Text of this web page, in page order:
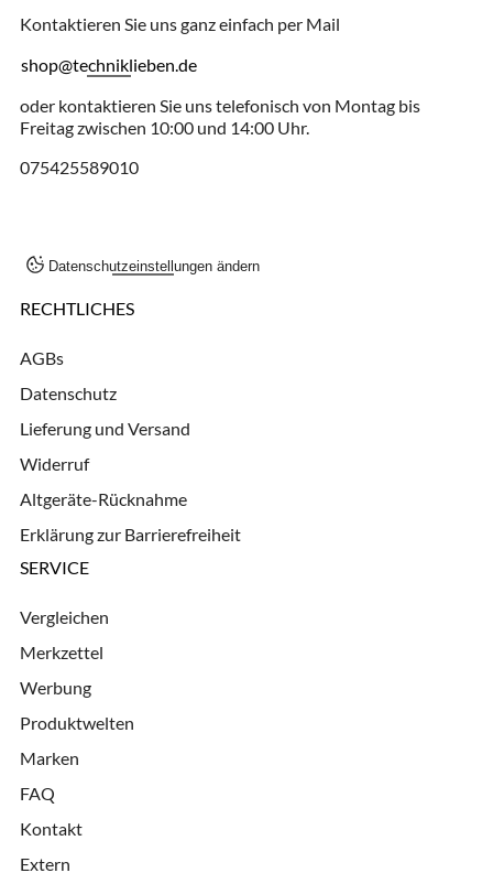
Kontaktieren Sie uns ganz einfach per Mail
shop@techniklieben.de
oder kontaktieren Sie uns telefonisch von Montag bis
Freitag zwischen 10:00 und 14:00 Uhr.
075425589010
Datenschutzeinstellungen ändern
RECHTLICHES
AGBs
Datenschutz
Lieferung und Versand
Widerruf
Altgeräte-Rücknahme
Erklärung zur Barrierefreiheit
SERVICE
Vergleichen
Merkzettel
Werbung
Produktwelten
Marken
FAQ
Kontakt
Extern